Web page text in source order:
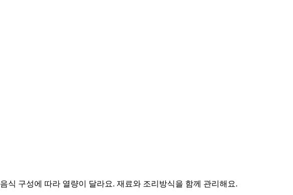
음식 구성에 따라 열량이 달라요. 재료와 조리방식을 함께 관리해요.